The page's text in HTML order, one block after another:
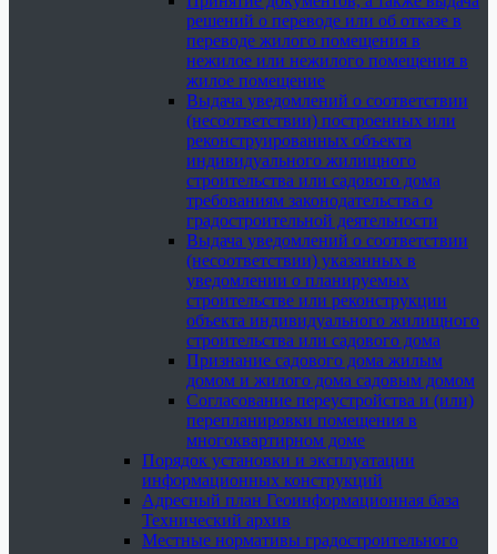
решений о переводе или об отказе в
переводе жилого помещения в
нежилое или нежилого помещения в
жилое помещение
Выдача уведомлений о соответствии
(несоответствии) построенных или
реконструированных объекта
индивидуального жилищного
строительства или садового дома
требованиям законодательства о
градостроительной деятельности
Выдача уведомлений о соответствии
(несоответствии) указанных в
уведомлении о планируемых
строительстве или реконструкции
объекта индивидуального жилищного
строительства или садового дома
Признание садового дома жилым
домом и жилого дома садовым домом
Согласование переустройства и (или)
перепланировки помещения в
многоквартирном доме
Порядок установки и эксплуатации
информационных конструкций
Адресный план Геоинформационная база
Технический архив
Местные нормативы градостроительного